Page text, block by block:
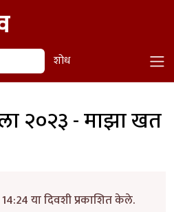
शोध
२०२३ - माझा खत
या दिवशी प्रकाशित केले.